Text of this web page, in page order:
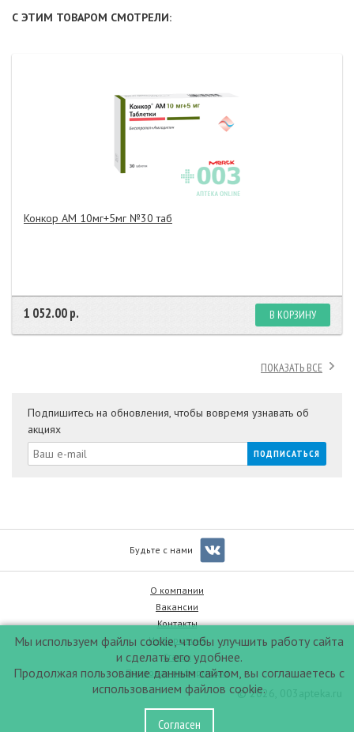
С ЭТИМ ТОВАРОМ СМОТРЕЛИ:
Конкор АМ 10мг+5мг №30 таб
1 052.00 р. В КОРЗИНУ
ПОКАЗАТЬ ВСЕ
Подпишитесь на обновления, чтобы вовремя узнавать об
акциях
Будьте с нами
О компании
Вакансии
Контакты
Информация
Статьи
Правовая информация
© 2026, 003apteka.ru
Мы используем файлы cookie, чтобы улучшить работу сайта
и сделать его удобнее.
Продолжая пользование данным сайтом, вы соглашаетесь с
использованием файлов cookie.
Согласен